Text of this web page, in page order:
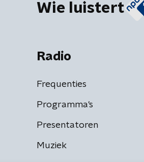
Wie luistert
Radio
Frequenties
Programma's
Presentatoren
Muziek